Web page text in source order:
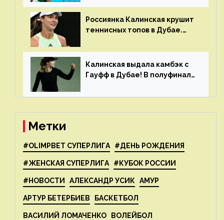
Россиянка Калинская крушит
теннисных топов в Дубае.
рейтинга
Калинская выдала камбэк с
Гауфф в Дубае! В полуфинале
Свёнтек
Метки
#OLIMPBET СУПЕРЛИГА #ДЕНЬ РОЖДЕНИЯ
#ЖЕНСКАЯ СУПЕРЛИГА #КУБОК РОССИИ
#НОВОСТИ АЛЕКСАНДР УСИК АМУР
АРТУР БЕТЕРБИЕВ БАСКЕТБОЛ
ВАСИЛИЙ ЛОМАЧЕНКО ВОЛЕЙБОЛ